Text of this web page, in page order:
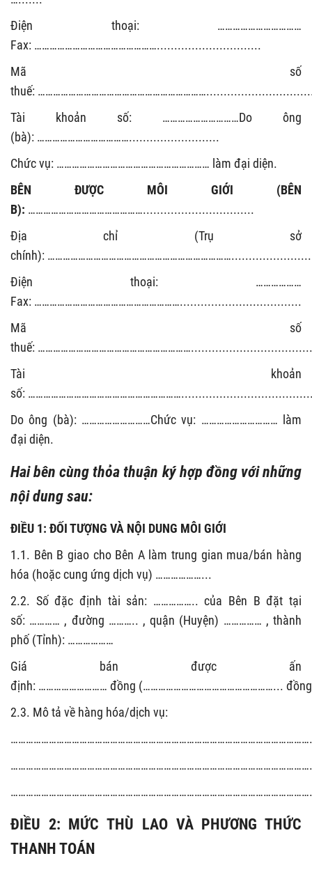
Điện thoại: ……………………………
Fax: …………………………………………..............................
Mã số
thuế:
Tài khoản số: …………………………Do ông
(bà): ………………………………..........................
Chức vụ: …………………………………………………… làm đại diện.
BÊN ĐƯỢC MÔI GIỚI (BÊN
B): ………………………………………................................
Địa chỉ (Trụ sở
chính):
Điện thoại: ………………
Fax: …………………………………………………...................................
Mã số
thuế:
Tài khoản
số:
Do ông (bà): ………………………Chức vụ: ………………………… làm
đại diện.
Hai bên cùng thỏa thuận ký hợp đồng với những
nội dung sau:
ĐIỀU 1: ĐỐI TƯỢNG VÀ NỘI DUNG MÔI GIỚI
1.1. Bên B giao cho Bên A làm trung gian mua/bán hàng
hóa (hoặc cung ứng dịch vụ) ………………...
2.2. Số đặc định tài sản: …………….. của Bên B đặt tại
số: ………… , đường ……….. , quận (Huyện) …………… , thành
phố (Tỉnh): ………………
Giá bán được ấn
định: ……………………… đồng (……………………………………………...
2.3. Mô tả về hàng hóa/dịch vụ:
ĐIỀU 2: MỨC THÙ LAO VÀ PHƯƠNG THỨC
THANH TOÁN